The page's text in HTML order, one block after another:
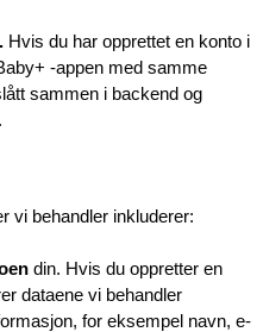
Hvis du har opprettet en konto i
-appen med samme
sammen i backend og
vi behandler inkluderer:
din. Hvis du oppretter en
dataene vi behandler
for eksempel navn, e-